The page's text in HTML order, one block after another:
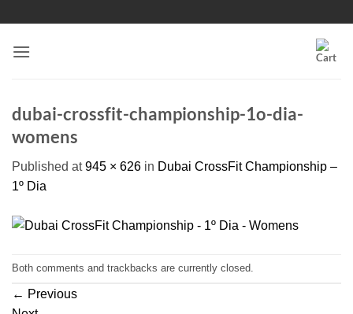
content
dubai-crossfit-championship-1o-dia-
womens
Published at945 × 626 in Dubai CrossFit Championship –
1º Dia
Both comments and trackbacks are currently closed.
← Previous